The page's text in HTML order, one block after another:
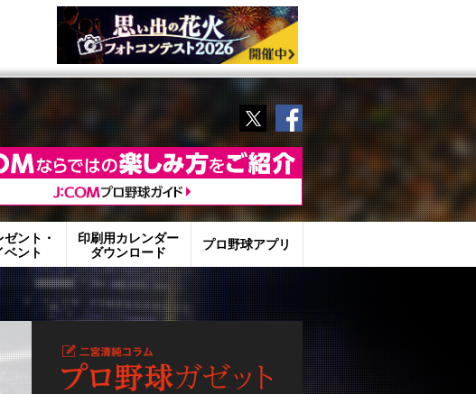
TwitterFacebook
ゼント・
ベント
印刷用カレンダー
ダウンロード
プロ野球アプリ